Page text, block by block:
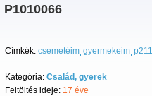
P1010066
Címkék: csemetéim gyermekeim
Kategória: Család, gyerek
Feltöltés ideje: 17 éve